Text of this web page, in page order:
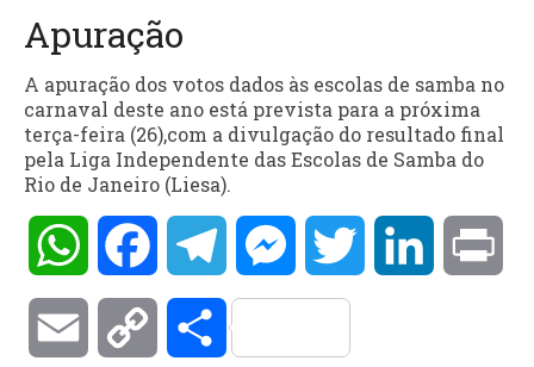
Apuração
A apuração dos votos dados às escolas de samba no
carnaval deste ano está prevista para a próxima
terça-feira (26),com a divulgação do resultado final
pela Liga Independente das Escolas de Samba do
Rio de Janeiro (Liesa).
WhatsAppFacebookTelegramMessengerTwitter LinkedIn
Email Copy Compartilhar